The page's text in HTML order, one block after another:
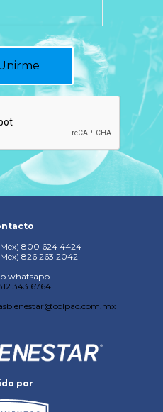
800 624 4424
826 263 2042
whatsapp
343 6764
por